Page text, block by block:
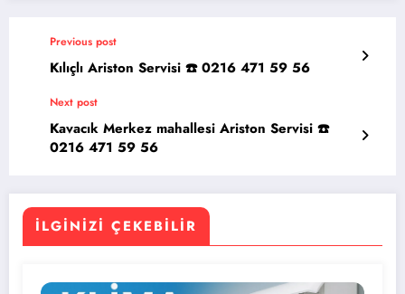
Previous post
Kılıçlı Ariston Servisi ☎️ 0216 471 59 56
Next post
Kavacık Merkez mahallesi Ariston Servisi ☎️
0216 471 59 56
İLGINIZI ÇEKEBILIR